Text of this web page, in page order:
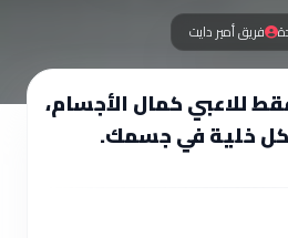
فريق أمير دايت
للاعبي كمال الأجسام،
خلية في جسمك.